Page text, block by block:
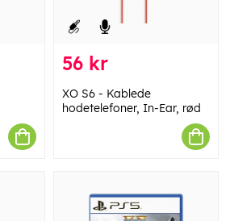
56 kr
XO S6 - Kablede
hodetelefoner, In-Ear, rød